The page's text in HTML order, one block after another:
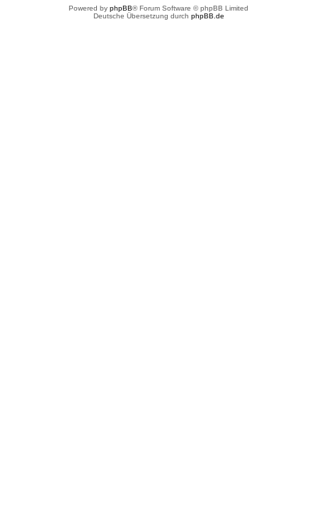
Powered by phpBB® Forum Software © phpBB Limited
Deutsche Übersetzung durch phpBB.de